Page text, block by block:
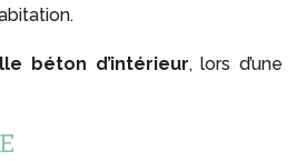
béton d’intérieur, lors d’une